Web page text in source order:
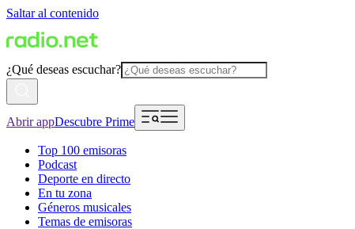
Saltar al contenido
¿Qué deseas escuchar?
Abrir appDescubre Prime
Top 100 emisoras
Podcast
Deporte en directo
En tu zona
Géneros musicales
Temas de emisoras